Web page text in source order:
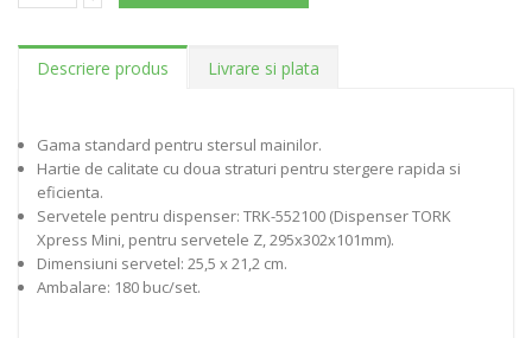
Descriere produs Livrare si plata
Gama standard pentru stersul mainilor.
Hartie de calitate cu doua straturi pentru stergere rapida si
eficienta.
Servetele pentru dispenser: TRK-552100 (Dispenser TORK
Xpress Mini, pentru servetele Z, 295x302x101mm).
Dimensiuni servetel: 25,5 x 21,2 cm.
Ambalare: 180 buc/set.